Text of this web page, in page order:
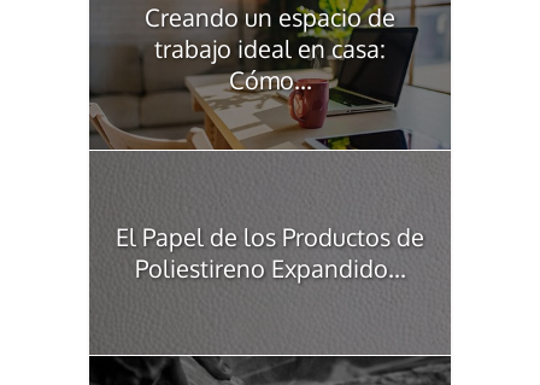
Creando un espacio de
trabajo ideal en casa:
Cómo...
El Papel de los Productos de
Poliestireno Expandido...